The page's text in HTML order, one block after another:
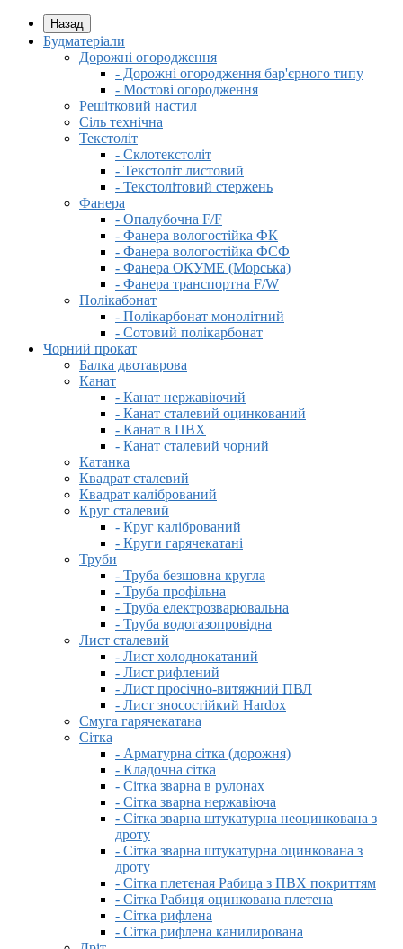
Назад
Будматеріали
Дорожні огородження
- Дорожні огородження бар'єрного типу
- Мостові огородження
Решітковий настил
Сіль технічна
Текстоліт
- Склотекстоліт
- Текстоліт листовий
- Текстолітовий стержень
Фанера
- Опалубочна F/F
- Фанера вологостійка ФК
- Фанера вологостійка ФСФ
- Фанера ОКУМЕ (Морська)
- Фанера транспортна F/W
Полікабонат
- Полікарбонат монолітний
- Сотовий полікарбонат
Чорний прокат
Балка двотаврова
Канат
- Канат нержавіючий
- Канат сталевий оцинкований
- Канат в ПВХ
- Канат сталевий чорний
Катанка
Квадрат сталевий
Квадрат калібрований
Круг сталевий
- Круг калібрований
- Круги гарячекатані
Труби
- Труба безшовна кругла
- Труба профільна
- Труба електрозварювальна
- Труба водогазопровідна
Лист сталевий
- Лист холоднокатаний
- Лист рифлений
- Лист просічно-витяжний ПВЛ
- Лист зносостійкий Hardox
Смуга гарячекатана
Сітка
- Арматурна сітка (дорожня)
- Кладочна сітка
- Сітка зварна в рулонах
- Сітка зварна нержавіюча
- Сітка зварна штукатурна неоцинкована з
дроту
- Сітка зварна штукатурна оцинкована з
дроту
- Сітка плетеная Рабица з ПВХ покриттям
- Сітка Рабиця оцинкована плетена
- Сітка рифлена
- Сітка рифлена канилирована